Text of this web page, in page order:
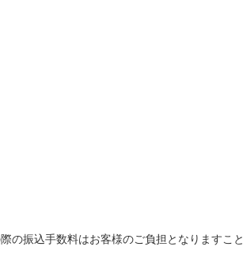
の振込手数料はお客様のご負担となりますこと